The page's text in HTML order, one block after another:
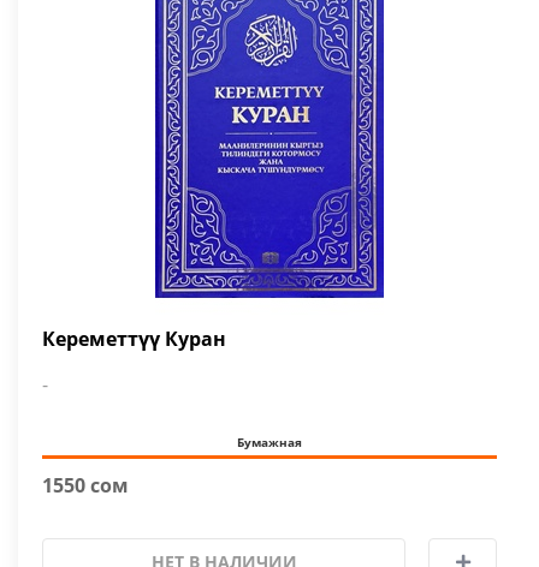
Кереметтүү Куран
-
Бумажная
1550 сом
НЕТ В НАЛИЧИИ